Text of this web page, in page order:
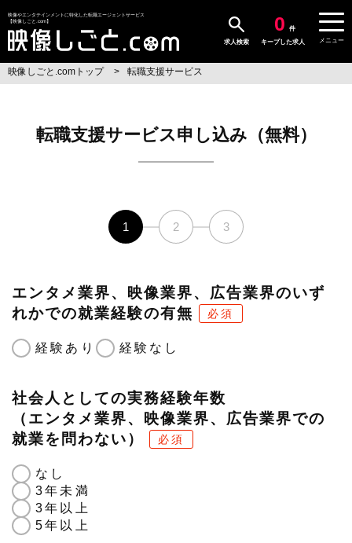
映像やエンタテインメントに特化した転職エージェントサービス
【映像しごと.com】
求人検索
0
件
キープした求人
メニュー
映像しごと.comトップ 転職支援サービス
転職支援サービス申し込み（無料）
1 2 3
エンタメ業界、映像業界、広告業界のいず
れかでの就業経験の有無
必須
経験あり 経験なし
社会人としての実務経験年数
（エンタメ業界、映像業界、広告業界での
就業を問わない）
必須
なし
3年未満
3年以上
5年以上